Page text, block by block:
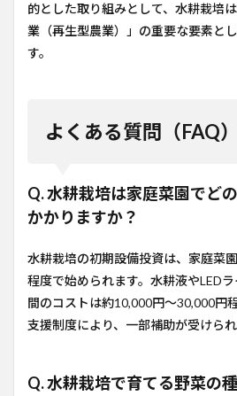
的とした取り組みとして、水耕栽培
業（再生型農業）」の重要な要素と
す。
よくある質問（FAQ）
Q. 水耕栽培は家庭菜園でど
かかりますか？
水耕栽培の初期設備投資は、家庭菜
程度で始められます。水耕液やLED
間のコストは約10,000円〜30,000円
支援制度により、一部補助が受けられ
Q. 水耕栽培で育てる野菜の